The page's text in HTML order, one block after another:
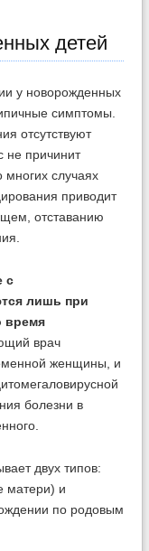
детей
у новорожденных
симптомы.
отсутствуют
не причинит
случаях
приводит
отставанию
с
лишь при
время
врач
женщины, и
болезни в